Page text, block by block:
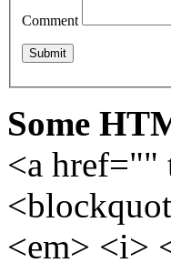
Comment
Some
<a
<em> <i>